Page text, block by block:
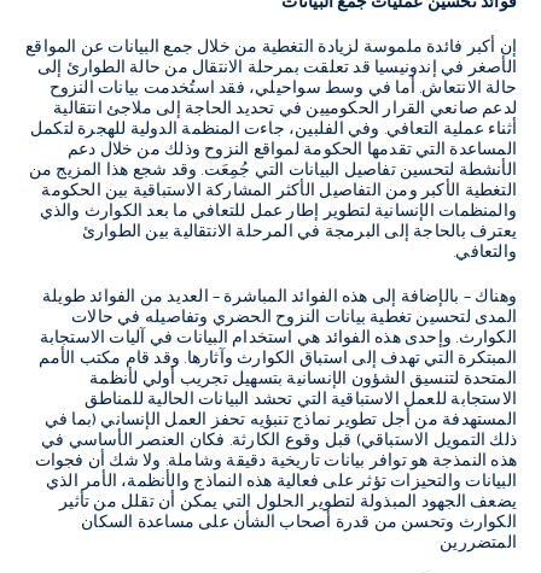
إن أكبر فائدة ملموسة لزيادة التغطية من خلال جمع البيانات عن المواقع
الأصغر في إندونيسيا قد تعلقت بمرحلة الانتقال من حالة الطوارئ إلى
حالة الانتعاش. أما في وسط سواحيلي، فقد استُخدمت بيانات النزوح
لدعم صانعي القرار الحكوميين في تحديد الحاجة إلى ملاجئ انتقالية
أثناء عملية التعافي. وفي الفلبين، جاءت المنظمة الدولية للهجرة لتكمل
المساعدة التي تقدمها الحكومة لمواقع النزوح وذلك من خلال دعم
الأنشطة لتحسين تفاصيل البيانات التي جُمِعَت. وقد شجع هذا المزيج من
التغطية الأكبر ومن التفاصيل الأكثر المشاركة الاستباقية بين الحكومة
والمنظمات الإنسانية لتطوير إطار عمل للتعافي ما بعد الكوارث والذي
يعترف بالحاجة إلى البرمجة في المرحلة الانتقالية بين الطوارئ
والتعافي.
وهناك – بالإضافة إلى هذه الفوائد المباشرة – العديد من الفوائد طويلة
المدى لتحسين تغطية بيانات النزوح الحضري وتفاصيله في حالات
الكوارث. وإحدى هذه الفوائد هي استخدام البيانات في آليات الاستجابة
المبتكرة التي تهدف إلى استباق الكوارث وآثارها. وقد قام مكتب الأمم
المتحدة لتنسيق الشؤون الإنسانية بتسهيل تجريب أولي لأنظمة
الاستجابة للعمل الاستباقية التي تحشد البيانات الحالية للمناطق
المستهدفة من أجل تطوير نماذج تنبؤيه تحفز العمل الإنساني (بما في
ذلك التمويل الاستباقي) قبل وقوع الكارثة. فكان العنصر الأساسي في
هذه النمذجة هو توافر بيانات تاريخية دقيقة وشاملة. ولا شك أن فجوات
البيانات والتحيزات تؤثر على فعالية هذه النماذج والأنظمة، الأمر الذي
يضعف الجهود المبذولة لتطوير الحلول التي يمكن أن تقلل من تأثير
الكوارث وتحسن من قدرة أصحاب الشأن على مساعدة السكان
المتضررين